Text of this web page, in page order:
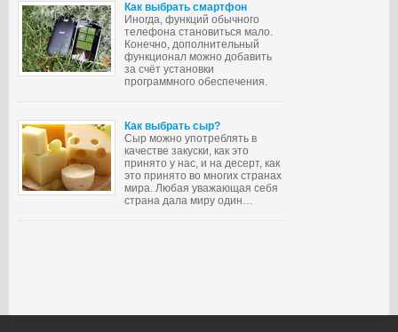
Как выбрать смартфон
Иногда, функций обычного
телефона становиться мало.
Конечно, дополнительный
функционал можно добавить
за счёт установки
программного обеспечения.
Как выбрать сыр?
Сыр можно употреблять в
качестве закуски, как это
принято у нас, и на десерт, как
это принято во многих странах
мира. Любая уважающая себя
страна дала миру один…